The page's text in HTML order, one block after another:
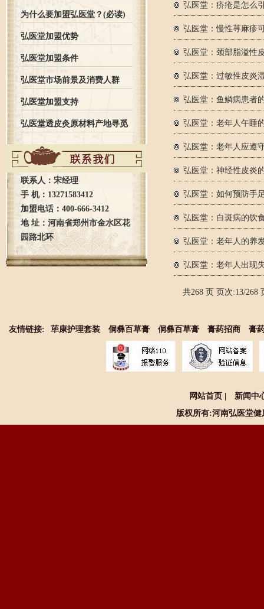
为什么要加盟弘医堂？(必读)
弘医堂加盟优势
弘医堂加盟条件
弘医堂市场前景及消费人群
弘医堂加盟支持
弘医堂透皮灸原材料产地寻觅
之旅全记录
联系人：宋经理
手 机：13271583412
加盟电话：400-666-3412
地 址：河南省郑州市金水区花
园路北环
弘医堂：疥疮是怎么
弘医堂：慢性荨麻疹
弘医堂：颈部脂溢性
弘医堂：过敏性皮炎
弘医堂：鱼鳞病患者
弘医堂：老年人午睡
弘医堂：老年人应遵
弘医堂：神经性皮炎
弘医堂：如何预防手
弘医堂：白斑病的饮
弘医堂：老年人的养
弘医堂：老年人出现
共268 页 页次:13/268
友情链接: 荜康护理套装 侗彝百草膏 侗彝百草膏 膏药招商 膏
网站首页
新闻中
版权所有:河南弘医堂健